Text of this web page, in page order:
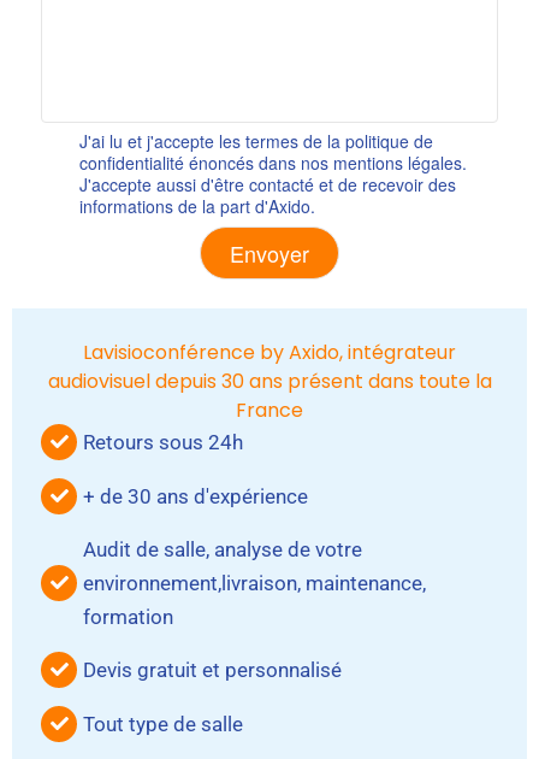
J'ai lu et j'accepte les termes de la politique de
confidentialité énoncés dans nos mentions légales.
J'accepte aussi d'être contacté et de recevoir des
informations de la part d'Axido.
Lavisioconférence by Axido, intégrateur
audiovisuel depuis 30 ans présent dans toute la
France
Retours sous 24h
+ de 30 ans d'expérience
Audit de salle, analyse de votre
environnement,livraison, maintenance,
formation
Devis gratuit et personnalisé
Tout type de salle